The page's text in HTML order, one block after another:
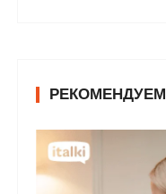
РЕКОМЕНДУЕМ